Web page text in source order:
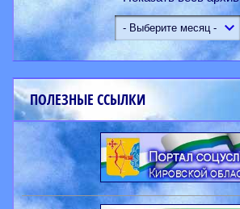
ПОЛЕЗНЫЕ ССЫЛКИ